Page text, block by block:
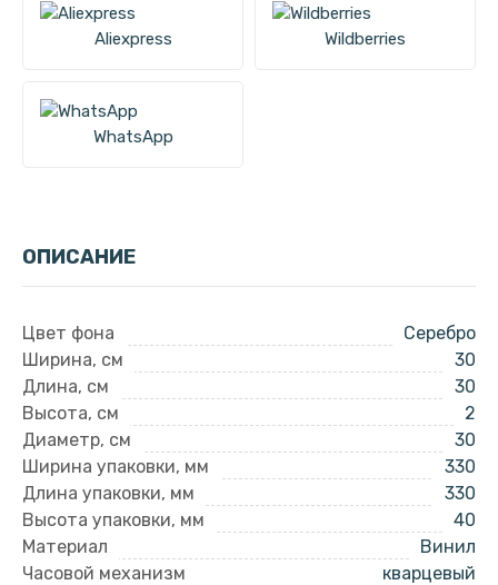
Aliexpress Wildberries
WhatsApp
ОПИСАНИЕ
Цвет фона
Серебро
Ширина, см
30
Длина, см
30
Высота, см
2
Диаметр, см
30
Ширина упаковки, мм
330
Длина упаковки, мм
330
Высота упаковки, мм
40
Материал
Винил
Часовой механизм
кварцевый